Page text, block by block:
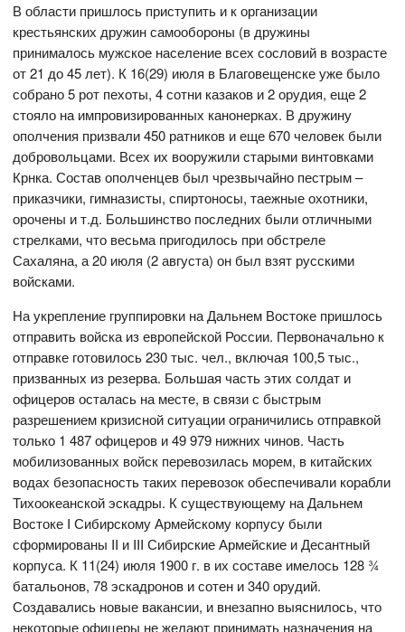
В области пришлось приступить и к организации
крестьянских дружин самообороны (в дружины
принималось мужское население всех сословий в возрасте
от 21 до 45 лет). К 16(29) июля в Благовещенске уже было
собрано 5 рот пехоты, 4 сотни казаков и 2 орудия, еще 2
стояло на импровизированных канонерках. В дружину
ополчения призвали 450 ратников и еще 670 человек были
добровольцами. Всех их вооружили старыми винтовками
Крнка. Состав ополченцев был чрезвычайно пестрым –
приказчики, гимназисты, спиртоносы, таежные охотники,
орочены и т.д. Большинство последних были отличными
стрелками, что весьма пригодилось при обстреле
Сахаляна, а 20 июля (2 августа) он был взят русскими
войсками.
На укрепление группировки на Дальнем Востоке пришлось
отправить войска из европейской России. Первоначально к
отправке готовилось 230 тыс. чел., включая 100,5 тыс.,
призванных из резерва. Большая часть этих солдат и
офицеров осталась на месте, в связи с быстрым
разрешением кризисной ситуации ограничились отправкой
только 1 487 офицеров и 49 979 нижних чинов. Часть
мобилизованных войск перевозилась морем, в китайских
водах безопасность таких перевозок обеспечивали корабли
Тихоокеанской эскадры. К существующему на Дальнем
Востоке I Сибирскому Армейскому корпусу были
сформированы II и III Сибирские Армейские и Десантный
корпуса. К 11(24) июля 1900 г. в их составе имелось 128 ¾
батальонов, 78 эскадронов и сотен и 340 орудий.
Создавались новые вакансии, и внезапно выяснилось, что
некоторые офицеры не желают принимать назначения на